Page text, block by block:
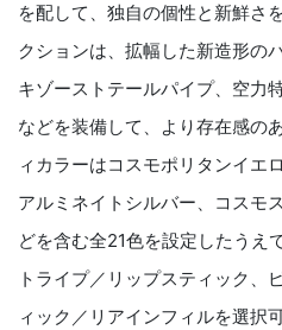
を配して、独自の個性と新鮮さ
クションは、拡幅した新造形の
キゾーストテールパイプ、空力
などを装備して、より存在感の
ィカラーはコスモポリタンイエ
アルミネイトシルバー、コスモ
どを含む全21色を設定したうえ
トライプ／リップスティック、
ィック／リアインフィルを選択